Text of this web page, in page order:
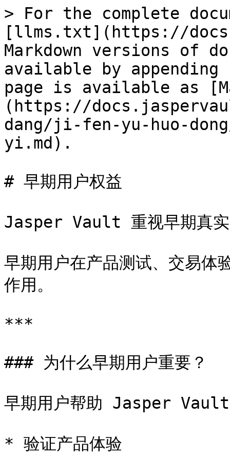
> For the complete
[llms.txt](https://
Markdown versions of
available by
page is available as
(https://
dang/ji-fen-yu-huo-
yi.md).
# 早期用户权益
Jasper Vault 重视早期真实
早期用户在产品测试、交易体
作用。
***
### 为什么早期用户重要？
早期用户帮助 Jasper
* 验证产品体验